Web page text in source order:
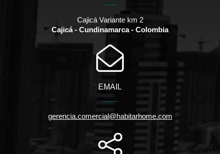
Cajicá Variante km 2
Cajicá - Cundinamarca - Colombia
EMAIL
gerencia.comercial@habitarhome.com